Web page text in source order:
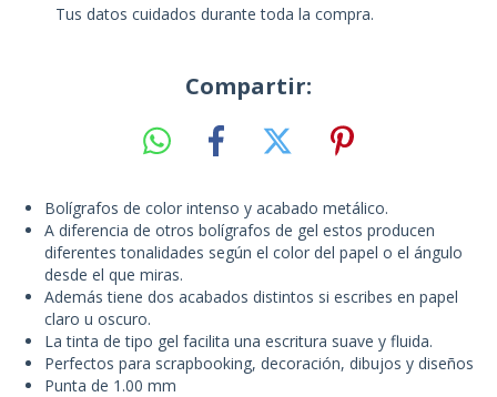
Tus datos cuidados durante toda la compra.
Compartir:
Bolígrafos de color intenso y acabado metálico.
A diferencia de otros bolígrafos de gel estos producen
diferentes tonalidades según el color del papel o el ángulo
desde el que miras.
Además tiene dos acabados distintos si escribes en papel
claro u oscuro.
La tinta de tipo gel facilita una escritura suave y fluida.
Perfectos para scrapbooking, decoración, dibujos y diseños
Punta de 1.00 mm